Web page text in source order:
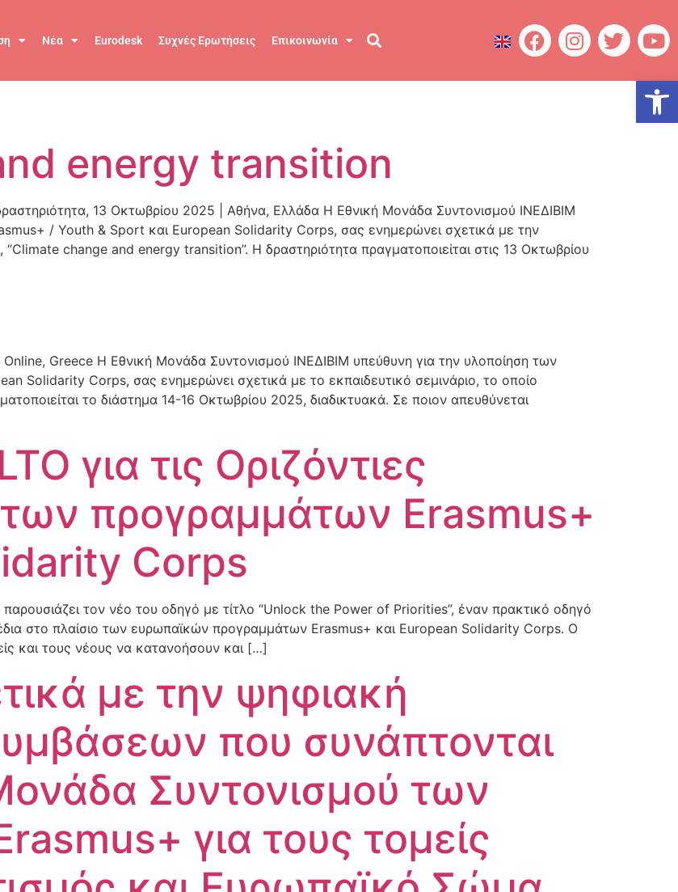
Νέα Eurodesk Συχνές Ερωτήσεις Επικοινωνία
energy transition
13 Οκτωβρίου 2025 | Αθήνα, Ελλάδα Η Εθνική Μονάδα Συντονισμού ΙΝΕΔΙΒΙΜ
/ Youth & Sport και European Solidarity Corps, σας ενημερώνει σχετικά με την
“Climate change and energy transition”. Η δραστηριότητα πραγματοποιείται στις 13 Οκτωβρίου
Greece Η Εθνική Μονάδα Συντονισμού ΙΝΕΔΙΒΙΜ υπεύθυνη για την υλοποίηση των
Solidarity Corps, σας ενημερώνει σχετικά με το εκπαιδευτικό σεμινάριο, το οποίο
το διάστημα 14-16 Οκτωβρίου 2025, διαδικτυακά. Σε ποιον απευθύνεται
για τις Οριζόντιες
των προγραμμάτων Erasmus+
Corps
τον νέο του οδηγό με τίτλο “Unlock the Power of Priorities”, έναν πρακτικό οδηγό
στο πλαίσιο των ευρωπαϊκών προγραμμάτων Erasmus+ και European Solidarity Corps. Ο
και τους νέους να κατανοήσουν και […]
με την ψηφιακή
που συνάπτονται
Συντονισμού των
για τους τομείς